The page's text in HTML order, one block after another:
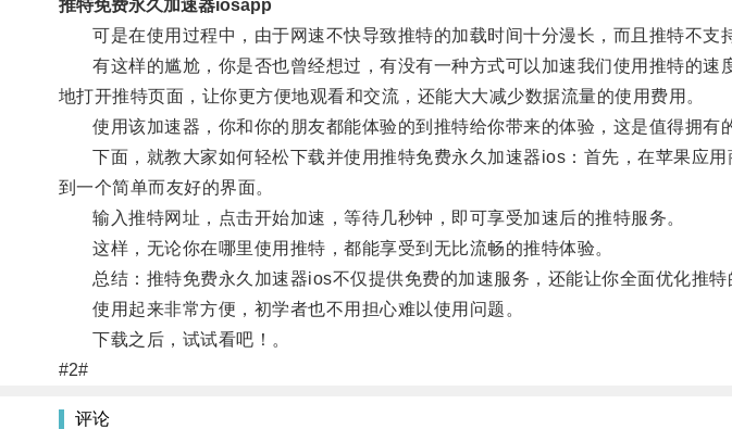
推特免费永久加速器iosapp
可是在使用过程中，由于网速不快导致推特的加载时间十分漫长，而且推特不支
有这样的尴尬，你是否也曾经想过，有没有一种方式可以加速我们使用推特的速
地打开推特页面，让你更方便地观看和交流，还能大大减少数据流量的使用费用。
使用该加速器，你和你的朋友都能体验的到推特给你带来的体验，这是值得拥有
下面，就教大家如何轻松下载并使用推特免费永久加速器ios：首先，在苹果应
到一个简单而友好的界面。
输入推特网址，点击开始加速，等待几秒钟，即可享受加速后的推特服务。
这样，无论你在哪里使用推特，都能享受到无比流畅的推特体验。
总结：推特免费永久加速器ios不仅提供免费的加速服务，还能让你全面优化推特
使用起来非常方便，初学者也不用担心难以使用问题。
下载之后，试试看吧！。
#2#
评论